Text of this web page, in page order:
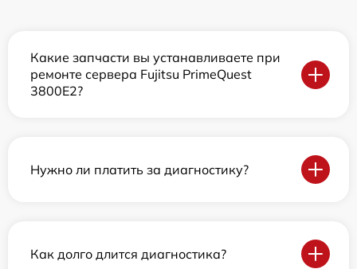
Какие запчасти вы устанавливаете при
ремонте сервера Fujitsu PrimeQuest
3800E2?
Нужно ли платить за диагностику?
Как долго длится диагностика?